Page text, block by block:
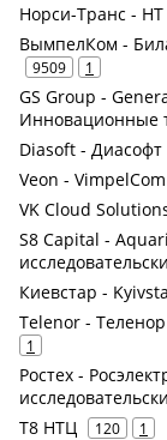
Норси-Транс - НТ
ВымпелКом -
9509 1
GS Group -
Инновационные
Diasoft - Диасофт
Veon -
VK Cloud
S8 Capital -
Киевстар -
Telenor -
1
Ростех -
Т8 НТЦ 120 1